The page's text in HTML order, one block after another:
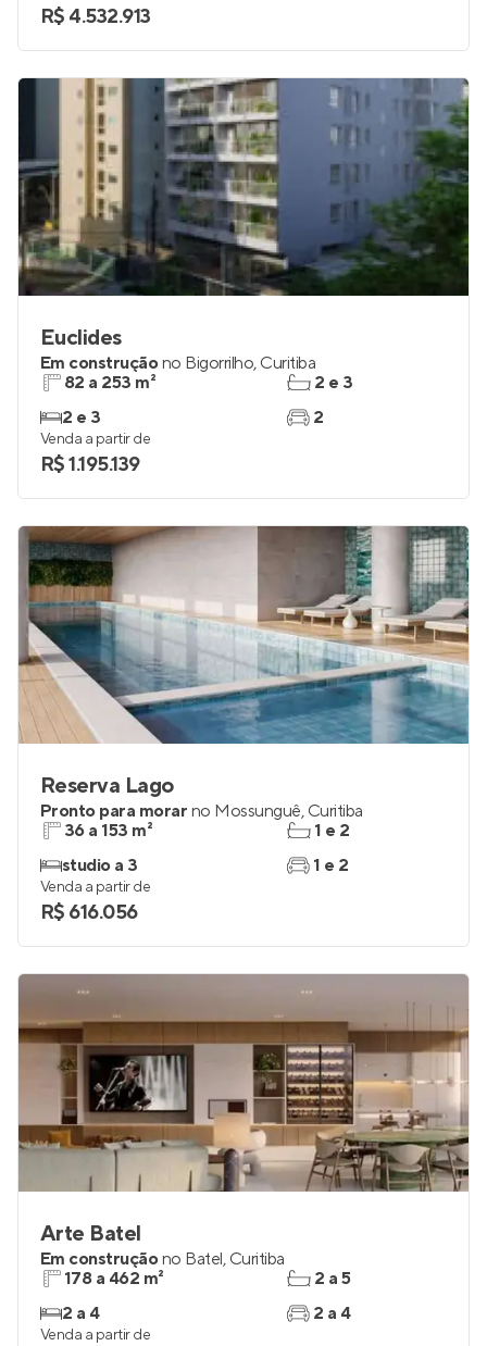
R$ 4.532.913
Euclides
Em construçãono Bigorrilho, Curitiba
82 a 253 m²
2 e 3
2 e 3
2
Venda a partir de
R$ 1.195.139
Reserva Lago
Pronto para morar no Mossunguê, Curitiba
36 a 153 m²
studio a 3
1 e 2
1 e 2
Venda a partir de
R$ 616.056
Arte Batel
Em construçãono Batel, Curitiba
178 a 462 m²
2 a 4
2 a 5
2 a 4
Venda a partir de